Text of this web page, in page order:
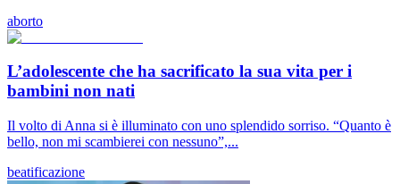
aborto
L’adolescente che ha sacrificato la sua vita per i
bambini non nati
Il volto di Anna si è illuminato con uno splendido sorriso. “Quanto è
bello, non mi scambierei con nessuno”,...
beatificazione